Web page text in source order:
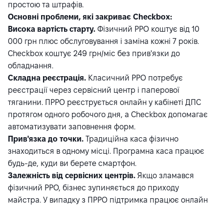
простою та штрафів.
Основні проблеми, які закриває Checkbox:
Висока вартість старту. Фізичний РРО коштує від 10
000 грн плюс обслуговування і заміна кожні 7 років.
Checkbox коштує 249 грн/міс без прив'язки до
обладнання.
Складна реєстрація. Класичний РРО потребує
реєстрації через сервісний центр і паперової
тяганини. ПРРО реєструється онлайн у кабінеті ДПС
протягом одного робочого дня, а Checkbox допомагає
автоматизувати заповнення форм.
Прив'язка до точки. Традиційна каса фізично
знаходиться в одному місці. Програмна каса працює
будь-де, куди ви берете смартфон.
Залежність від сервісних центрів. Якщо зламався
фізичний РРО, бізнес зупиняється до приходу
майстра. У випадку з ПРРО підтримка працює онлайн